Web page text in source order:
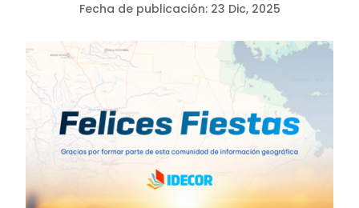
Fecha de publicación: 23 Dic, 2025